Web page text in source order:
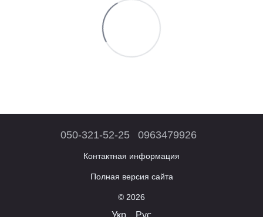
050-321-52-25 0963479926
Контактная информация
Полная версия сайта
© 2026
Укр Рус